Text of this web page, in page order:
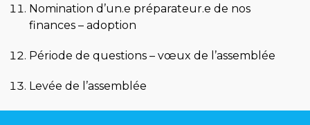
Nomination d’un.e préparateur.e de nos
finances – adoption
Période de questions – vœux de l’assemblée
Levée de l’assemblée